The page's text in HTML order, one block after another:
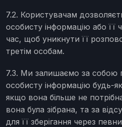
7.2. Користувачам
особисту інформацію або її
час, щоб уникнути її
третім особам.
7.3. Ми залишаємо за собою
особисту інформацію будь-
якщо вона більше не
вона була зібрана, та за
для її зберігання через